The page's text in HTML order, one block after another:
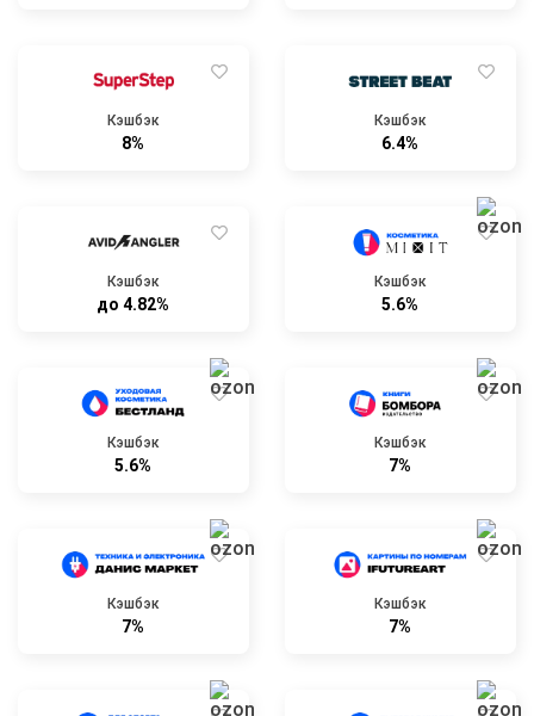
Кэшбэк
8%
Кэшбэк
6.4%
Кэшбэк
до 4.82%
Кэшбэк
5.6%
Кэшбэк
5.6%
Кэшбэк
7%
Кэшбэк
7%
Кэшбэк
7%